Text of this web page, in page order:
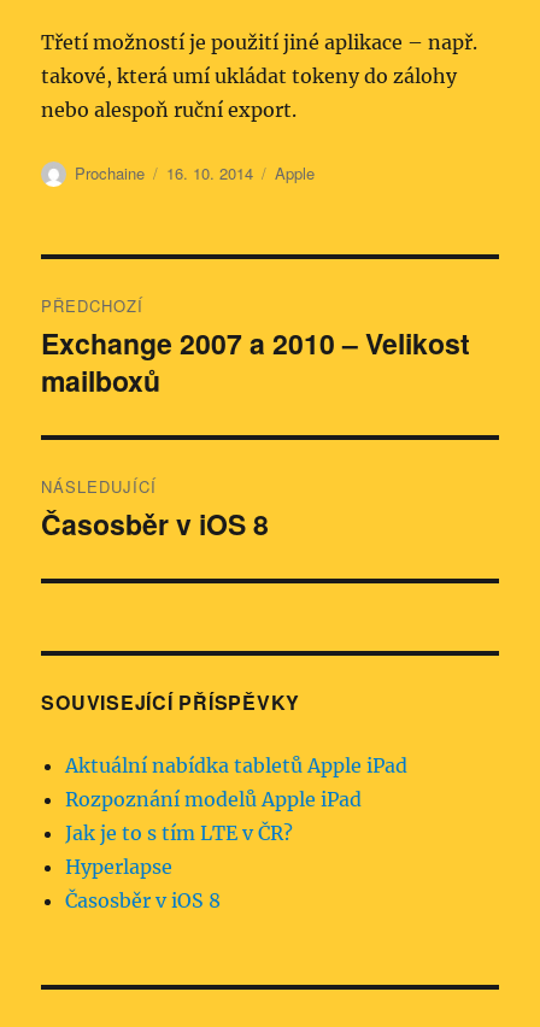
Třetí možností je použití jiné aplikace – např.
takové, která umí ukládat tokeny do zálohy
nebo alespoň ruční export.
Autor:
Prochaine Publikováno:
16. 10. 2014 Rubriky:
Apple
pro
příspěvek
PŘEDCHOZÍ
Předchozí
příspěvek:
Exchange 2007 a 2010 – Velikost
mailboxů
NÁSLEDUJÍCÍ
Následující
Časosběr v iOS 8
SOUVISEJÍCÍ PŘÍSPĚVKY
Aktuální nabídka tabletů Apple iPad
Rozpoznání modelů Apple iPad
Jak je to s tím LTE v ČR?
Hyperlapse
Časosběr v iOS 8